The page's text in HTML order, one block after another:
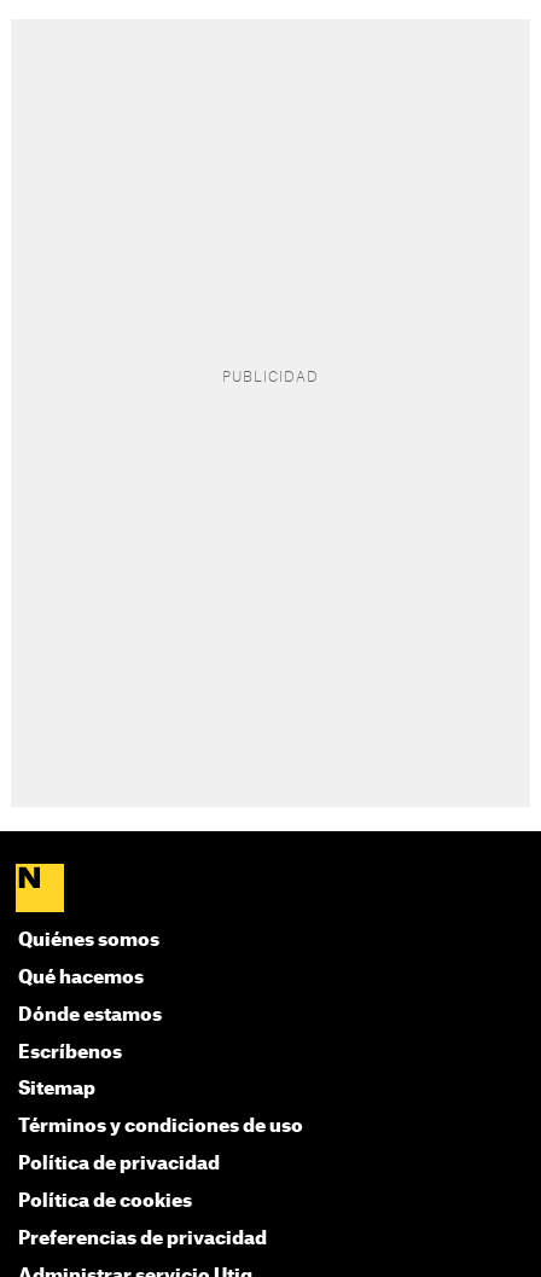
Quiénes somos
Qué hacemos
Dónde estamos
Escríbenos
Sitemap
Términos y condiciones de uso
Política de privacidad
Política de cookies
Preferencias de privacidad